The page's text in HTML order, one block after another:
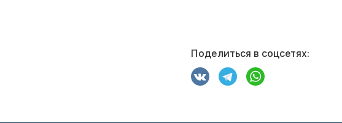
Поделиться в соцсетях: